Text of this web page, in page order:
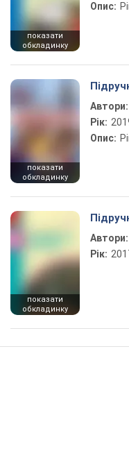
показати
обкладинку
Опис:
показати
обкладинку
Автори:
Рік:
Опис:
показати
обкладинку
Автори:
Рік: